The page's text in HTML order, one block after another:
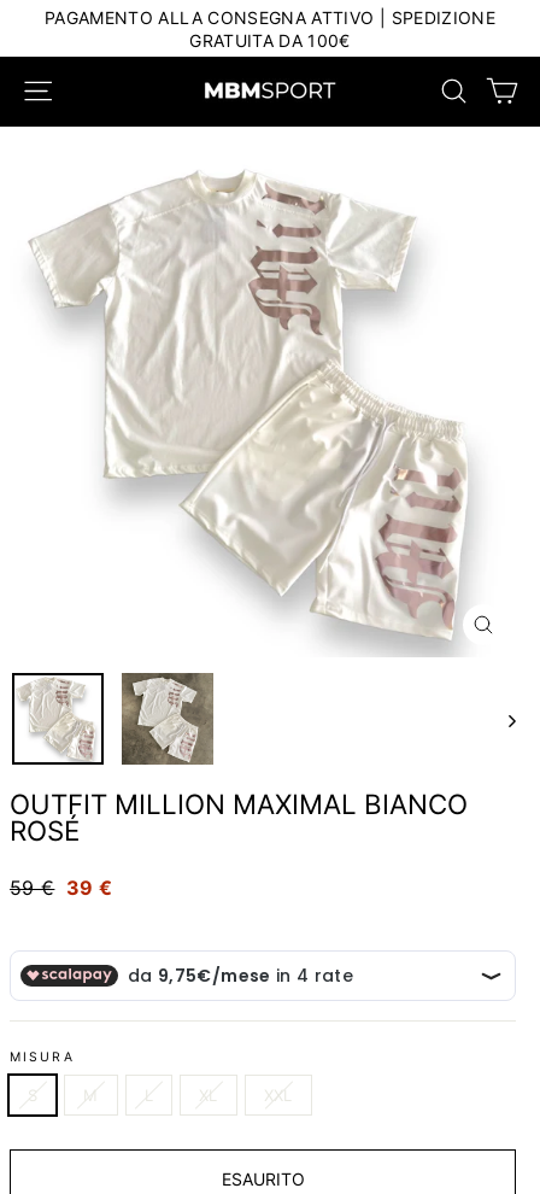
contenuto
PAGAMENTO ALLA CONSEGNA ATTIVO | SPEDIZIONE
GRATUITA DA 100€
Ricerca
OUTFIT MILLION MAXIMAL BIANCO
ROSÉ
Prezzo
59 € Scontato
39 €
MISURA
S M L XL XXL
ESAURITO